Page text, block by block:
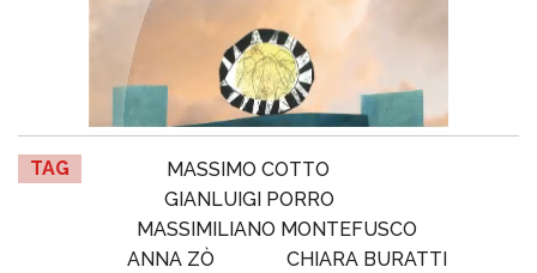
TAG
MASSIMO COTTO
GIANLUIGI PORRO
MASSIMILIANO MONTEFUSCO
ANNA ZÒ
CHIARA BURATTI